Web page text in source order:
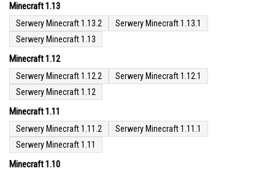
Minecraft 1.13
Serwery Minecraft 1.13.2
Serwery Minecraft 1.13.1
Serwery Minecraft 1.13
Minecraft 1.12
Serwery Minecraft 1.12.2
Serwery Minecraft 1.12.1
Serwery Minecraft 1.12
Minecraft 1.11
Serwery Minecraft 1.11.2
Serwery Minecraft 1.11.1
Serwery Minecraft 1.11
Minecraft 1.10